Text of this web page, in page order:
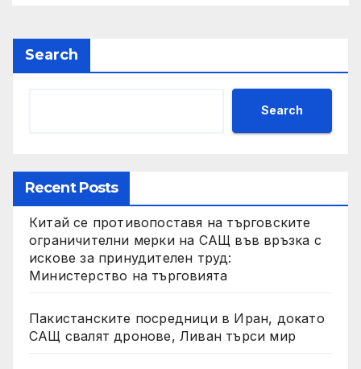
Search
Search
Recent Posts
Китай се противопоставя на търговските
ограничителни мерки на САЩ във връзка с
искове за принудителен труд:
Министерство на търговията
Пакистанските посредници в Иран, докато
САЩ свалят дронове, Ливан търси мир